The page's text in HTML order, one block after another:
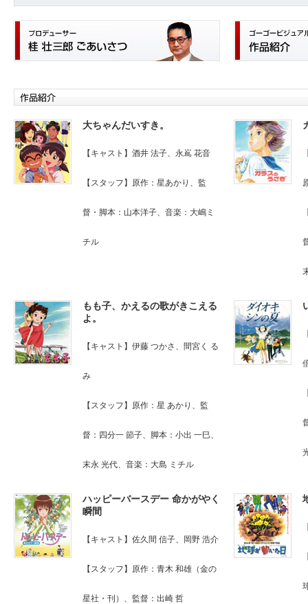
大ちゃんだいすき。
【キャスト】酒井 法子、永嶌 花音
【スタッフ】原作：星あかり、監
督・脚本：山本洋子、音楽：大嶋ミ
チル
もも子、かえるの歌がきこえる
よ。
【キャスト】伊藤 つかさ、間宮く る
み
【スタッフ】原作：星 あかり、監
督：四分一 節子、脚本：小出 一巳、
末永 光代、音楽：大島 ミチル
ハッピーバースデー 命かがやく
瞬間
【キャスト】佐久間 信子、岡野 浩介
【スタッフ】原作：青木 和雄（金の
星社・刊）、監督：出崎 哲